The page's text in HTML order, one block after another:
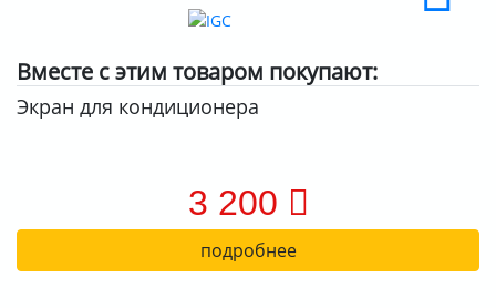
Вместе с этим товаром покупают:
Экран для кондиционера
3 200
подробнее